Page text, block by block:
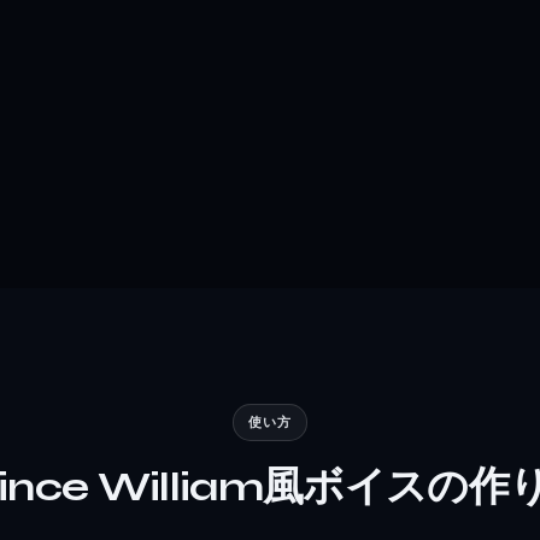
使い方
William風ボイスの作